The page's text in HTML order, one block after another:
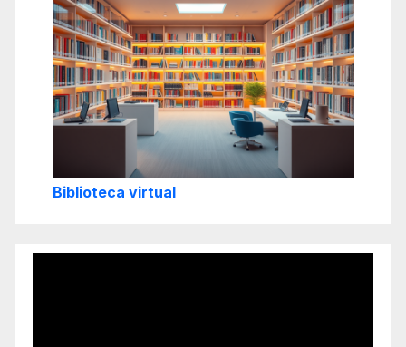
Biblioteca virtual